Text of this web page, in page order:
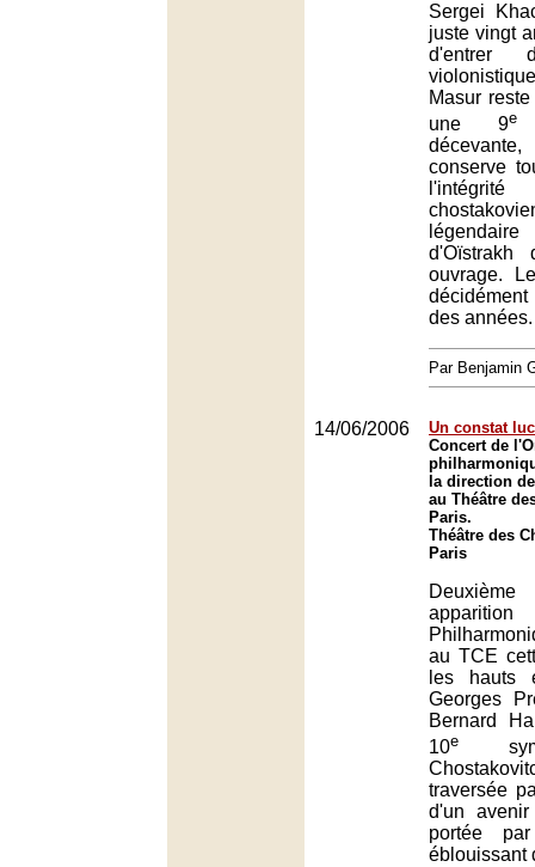
Sergei
juste vingt
d'entrer
Masur
une 9e
conserve
d'Oïstrakh
ouvrage.
des années.
Par Benjamin
14/06/2006
Un constat
Concert de
la direction
au Théâtre
Paris.
Théâtre des
Paris
au TCE
les hauts
Georges
Bernard
10e
traversée
d'un
portée
éblouissant